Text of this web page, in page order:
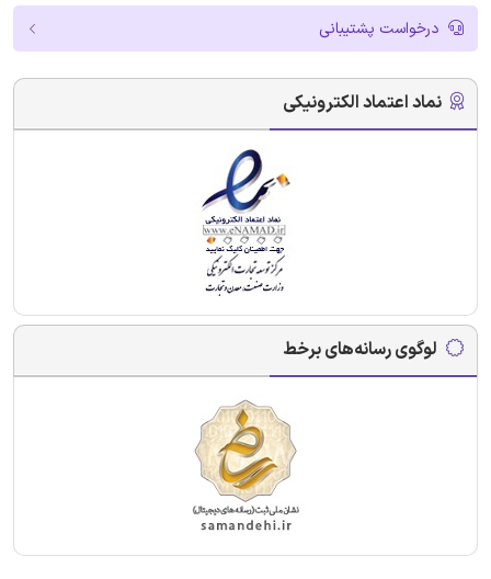
درخواست پشتیبانی
نماد اعتماد الکترونیکی
لوگوی رسانه‌های برخط